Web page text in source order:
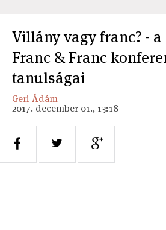
Villány vagy franc? -
Franc & Franc
tanulságai
Geri Ádám
2017. december 01., 13:18